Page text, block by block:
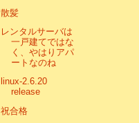
散髪
レンタルサーバは
一戸建てではな
く、やはりアパ
ートなのね
linux-2.6.20
release
祝合格